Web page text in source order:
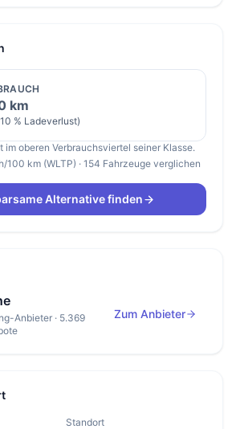
km
% Ladeverlust)
im oberen Verbrauchsviertel seiner Klasse.
100 km (WLTP) · 154 Fahrzeuge verglichen
Alternative finden
Anbieter · 5.369
Zum Anbieter
Standort